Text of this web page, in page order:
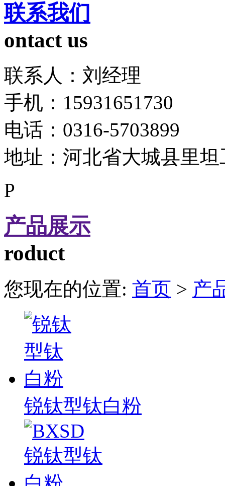
联系我们
ontact us
联系人：刘经理
手机：15931651730
电话：0316-5703899
地址：河北省大城县里坦
P
产品展示
roduct
您现在的位置: 首页 > 产
锐钛型钛白粉